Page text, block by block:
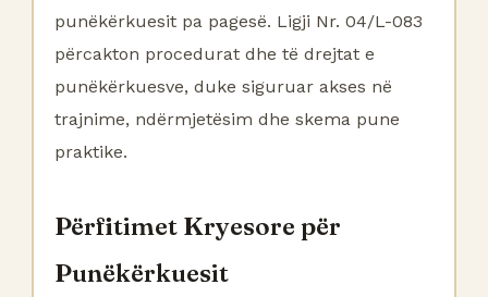
punëkërkuesit pa pagesë. Ligji Nr. 04/L-083
përcakton procedurat dhe të drejtat e
punëkërkuesve, duke siguruar akses në
trajnime, ndërmjetësim dhe skema pune
praktike.
Përfitimet Kryesore për
Punëkërkuesit